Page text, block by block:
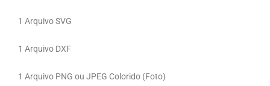
1 Arquivo SVG
1 Arquivo DXF
1 Arquivo PNG ou JPEG Colorido (Foto)